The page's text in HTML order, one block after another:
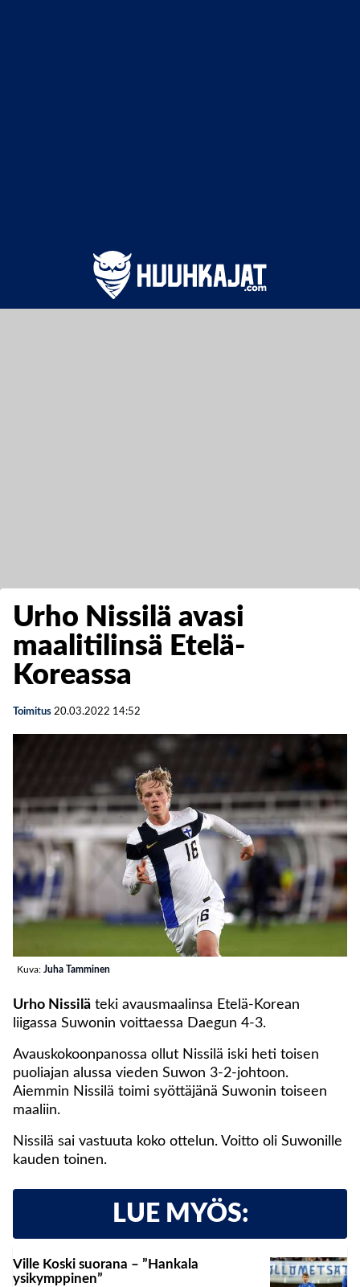
Urho Nissilä avasi
maalitilinsä Etelä-
Koreassa
Toimitus 20.03.2022 14:52
Kuva: Juha Tamminen
Urho Nissilä teki avausmaalinsa Etelä-Korean
liigassa Suwonin voittaessa Daegun 4-3.
Avauskokoonpanossa ollut Nissilä iski heti toisen
puoliajan alussa vieden Suwon 3-2-johtoon.
Aiemmin Nissilä toimi syöttäjänä Suwonin toiseen
maaliin.
Nissilä sai vastuuta koko ottelun. Voitto oli Suwonille
kauden toinen.
LUE MYÖS:
Ville Koski suorana – ”Hankala
ysikymppinen”